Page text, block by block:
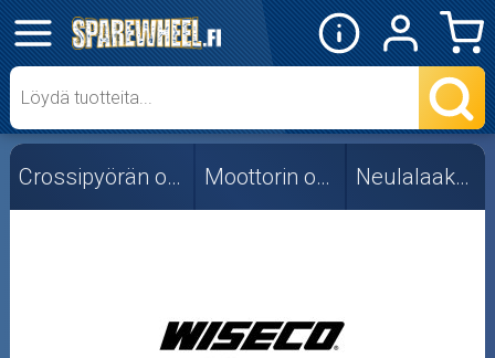
✕
Mopon osat
Skootterin osat
Crossipyörän osat
Moottorikelkan osat
Crossipyörän osat Moottorin osat Neulalaakerit